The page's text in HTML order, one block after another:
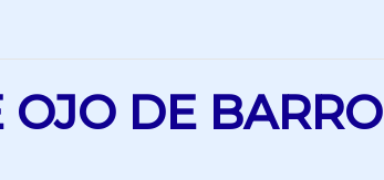
DE BARRO